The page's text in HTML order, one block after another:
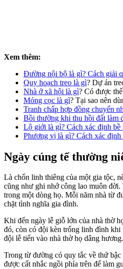
Xem thêm:
Đường nội bộ là gì? Cách giải
Quy hoạch treo là gì? Dự án
Nhà ở xã hội là gì? Có được
Móng cọc là gì? Tại sao nên
Tranh chấp hợp đồng chuyển
Bồi thường khi thu hồi đất làm
Lộ giới là gì? Cách xác định bề
Phương vị là gì? Cách xác
Ngày cúng tế thường
Là chốn linh thiêng của một gia tộc,
cũng như ghi nhớ công lao muôn
trong một dòng họ. Mỗi năm nhà từ
chặt tình nghĩa gia đình.
Khi đến ngày lễ giỗ lớn của nhà thờ
đó, còn có đội kèn trống linh đình khi
đội lễ tiến vào nhà thờ họ dâng
Trong từ đường có quy tắc về thứ
được cất nhắc ngồi phía trên để làm